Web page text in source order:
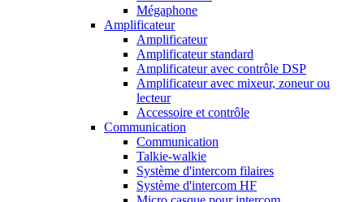
Mégaphone
Amplificateur
Amplificateur
Amplificateur standard
Amplificateur avec contrôle DSP
Amplificateur avec mixeur, zoneur ou
lecteur
Accessoire et contrôle
Communication
Communication
Talkie-walkie
Système d'intercom filaires
Système d'intercom HF